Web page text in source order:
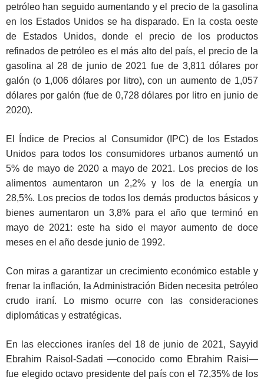
petróleo han seguido aumentando y el precio de la gasolina
en los Estados Unidos se ha disparado. En la costa oeste
de Estados Unidos, donde el precio de los productos
refinados de petróleo es el más alto del país, el precio de la
gasolina al 28 de junio de 2021 fue de 3,811 dólares por
galón (o 1,006 dólares por litro), con un aumento de 1,057
dólares por galón (fue de 0,728 dólares por litro en junio de
2020).
El Índice de Precios al Consumidor (IPC) de los Estados
Unidos para todos los consumidores urbanos aumentó un
5% de mayo de 2020 a mayo de 2021. Los precios de los
alimentos aumentaron un 2,2% y los de la energía un
28,5%. Los precios de todos los demás productos básicos y
bienes aumentaron un 3,8% para el año que terminó en
mayo de 2021: este ha sido el mayor aumento de doce
meses en el año desde junio de 1992.
Con miras a garantizar un crecimiento económico estable y
frenar la inflación, la Administración Biden necesita petróleo
crudo iraní. Lo mismo ocurre con las consideraciones
diplomáticas y estratégicas.
En las elecciones iraníes del 18 de junio de 2021, Sayyid
Ebrahim Raisol-Sadati —conocido como Ebrahim Raisi—
fue elegido octavo presidente del país con el 72,35% de los